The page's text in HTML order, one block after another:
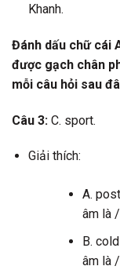
Khanh.
Đánh dấu chữ cái
được gạch chân
mỗi câu hỏi sau
Câu 3: C. sport.
Giải thích:
A.
âm là
B.
âm là